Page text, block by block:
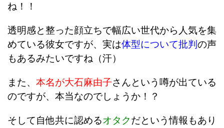
ね！！
透明感と整った顔立ちで幅広い世代から人気を集
めている彼女ですが、実は体型について批判 の声
もあるみたいですね（汗）
また、 本名が大石麻由子さんという噂が出ている
のですが、本当なのでしょうか！？
そして自他共に認めるオタクだという情報もあり